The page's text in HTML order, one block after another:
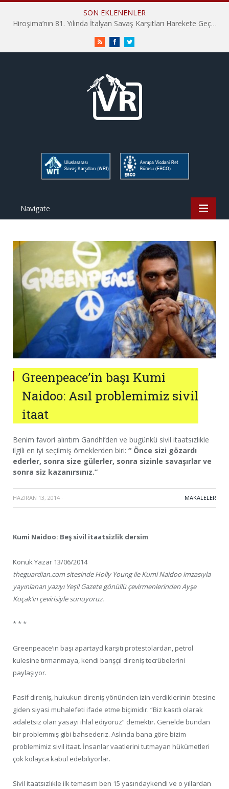
SON EKLENENLER
Hiroşima’nın 81. Yılında İtalyan Savaş Karşıtları Harekete Geçti: “Hatırlamak yeterli değil”
RSS FacebookTwitter
Navigate
Greenpeace’in başı Kumi
Naidoo: Asıl problemimiz sivil
itaat
Benim favori alıntım Gandhi’den ve bugünkü sivil itaatsızlıkle
ilgili en iyi seçilmiş örneklerden biri: “ Önce sizi gözardı
ederler, sonra size gülerler, sonra sizinle savaşırlar ve
sonra siz kazanırsınız.”
HAZIRAN 13, 2014 · MAKALELER
Kumi Naidoo: Beş sivil itaatsizlik dersim
Konuk Yazar 13/06/2014
theguardian.com sitesinde Holly Young ile Kumi Naidoo imzasıyla
yayınlanan yazıyı Yeşil Gazete gönüllü çevirmenlerinden Ayşe
Koçak’ın çevirisiyle sunuyoruz.
* * *
Greenpeace’in başı apartayd karşıtı protestolardan, petrol
kulesine tırmanmaya, kendi barışçıl direniş tecrübelerini
paylaşıyor.
Pasif direniş, hukukun direniş yönünden izin verdiklerinin ötesine
giden siyasi muhalefeti ifade etme biçimidir. “Biz kasıtlı olarak
adaletsiz olan yasayı ihlal ediyoruz” demektir. Genelde bundan
bir problemmış gibi bahsederiz. Aslında bana göre bizim
problemimiz sivil itaat. İnsanlar vaatlerini tutmayan hükümetleri
çok kolayca kabul edebiliyorlar.
Sivil itaatsızlıkle ilk temasım ben 15 yasındaykendi ve o yıllardan